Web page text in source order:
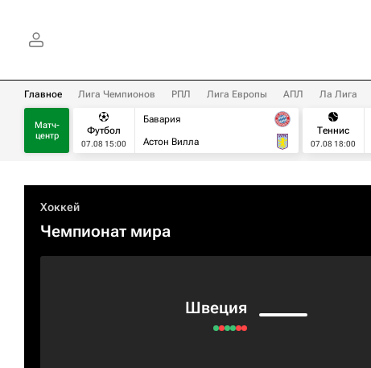
Главное Лига Чемпионов РПЛ Лига Европы АПЛ Ла Лига
Матч-
центр
Футбол
07.08 15:00
Бавария
Астон Вилла
Теннис
07.08 18:00
Хоккей
Чемпионат мира
Швеция